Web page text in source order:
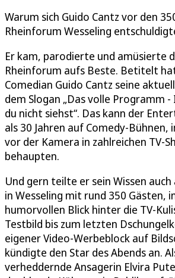
Warum sich Guido Cantz vor den
Rheinforum Wesseling
Er kam, parodierte und amüsierte
Rheinforum aufs Beste. Betitelt
Comedian Guido Cantz seine
dem Slogan „Das volle Programm -
du nicht siehst“. Das kann der
als 30 Jahren auf Comedy-Bühnen,
vor der Kamera in zahlreichen TV-
behaupten.
Und gern teilte er sein Wissen
in Wesseling mit rund 350 Gästen,
humorvollen Blick hinter die TV-
Testbild bis zum letzten
eigener Video-Werbeblock auf
kündigte den Star des Abends an.
verheddernde Ansagerin Elvira